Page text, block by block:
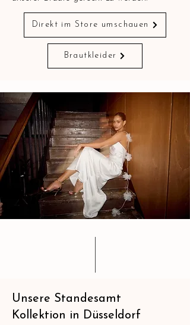
Direkt im Store umschauen
Brautkleider
Unsere Standesamt
Kollektion in Düsseldorf